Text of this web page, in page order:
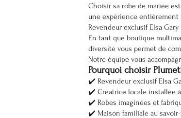
Choisir sa robe de mariée
une expérience entièrement
Revendeur exclusif Elsa
En tant que boutique
diversité vous permet de
Notre équipe vous
Pourquoi choisir
✔️ Revendeur exclusif Elsa
✔️ Créatrice locale installée à
✔️ Robes imaginées et
✔️ Maison familiale au